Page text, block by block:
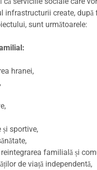
infrastructurii create, după
sunt următoarele:
hranei,
sportive,
familială și
de viață independentă,